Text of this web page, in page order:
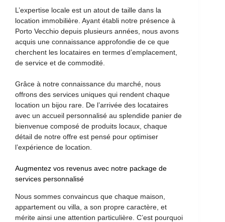
L’expertise locale est un atout de taille dans la
location immobilière. Ayant établi notre présence à
Porto Vecchio depuis plusieurs années, nous avons
acquis une connaissance approfondie de ce que
cherchent les locataires en termes d’emplacement,
de service et de commodité.
Grâce à notre connaissance du marché, nous
offrons des services uniques qui rendent chaque
location un bijou rare. De l’arrivée des locataires
avec un accueil personnalisé au splendide panier de
bienvenue composé de produits locaux, chaque
détail de notre offre est pensé pour optimiser
l’expérience de location.
Augmentez vos revenus avec notre package de
services personnalisé
Nous sommes convaincus que chaque maison,
appartement ou villa, a son propre caractère, et
mérite ainsi une attention particulière. C’est pourquoi